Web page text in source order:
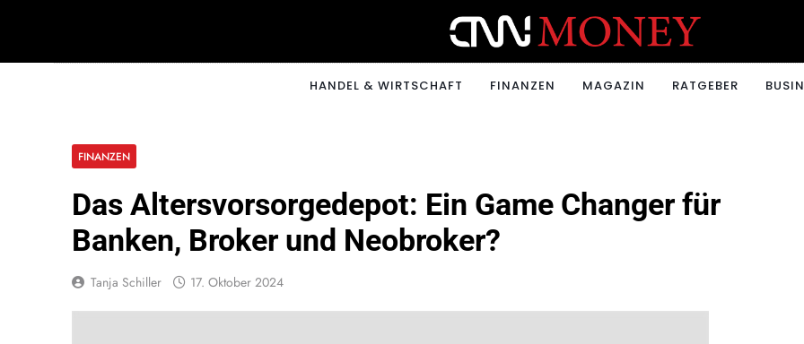
CNNMONEY.CH
HANDEL & WIRTSCHAFT FINANZEN MAGAZIN RATGEBER
FINANZEN
Das Altersvorsorgedepot: Ein Game Changer für
Banken, Broker und Neobroker?
Tanja Schiller 17. Oktober 2024